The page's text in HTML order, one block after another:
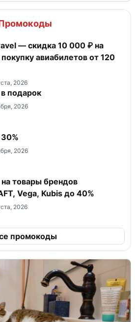
— скидка 10 000 ₽ на
авиабилетов от 120
2026
подарок
2026
2026
товары брендов
Vega, Kubis до 40%
2026
промокоды